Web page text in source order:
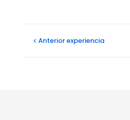
Anteriorexperiencia